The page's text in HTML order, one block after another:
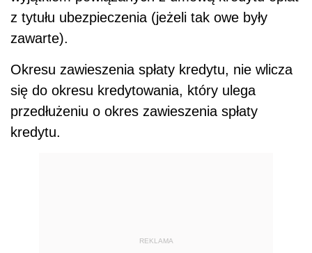
z tytułu ubezpieczenia (jeżeli tak owe były
zawarte).
Okresu zawieszenia spłaty kredytu, nie wlicza
się do okresu kredytowania, który ulega
przedłużeniu o okres zawieszenia spłaty
kredytu.
REKLAMA